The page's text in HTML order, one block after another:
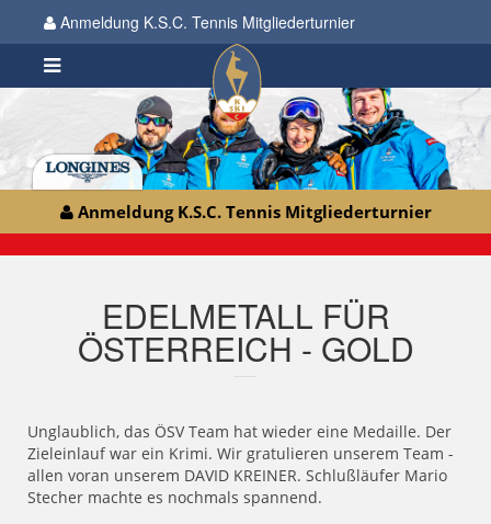
Anmeldung K.S.C. Tennis Mitgliederturnier
Anmeldung K.S.C. Tennis Mitgliederturnier
EDELMETALL FÜR
ÖSTERREICH - GOLD
Unglaublich, das ÖSV Team hat wieder eine Medaille. Der
Zieleinlauf war ein Krimi. Wir gratulieren unserem Team -
allen voran unserem DAVID KREINER. Schlußläufer Mario
Stecher machte es nochmals spannend.